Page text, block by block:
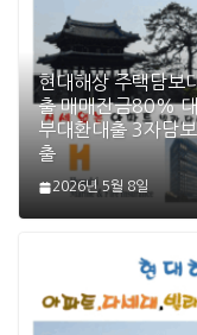
현대해상 주택담보
출 매매잔금80%
부대환대출 3자담
출
2026년 5월 8일